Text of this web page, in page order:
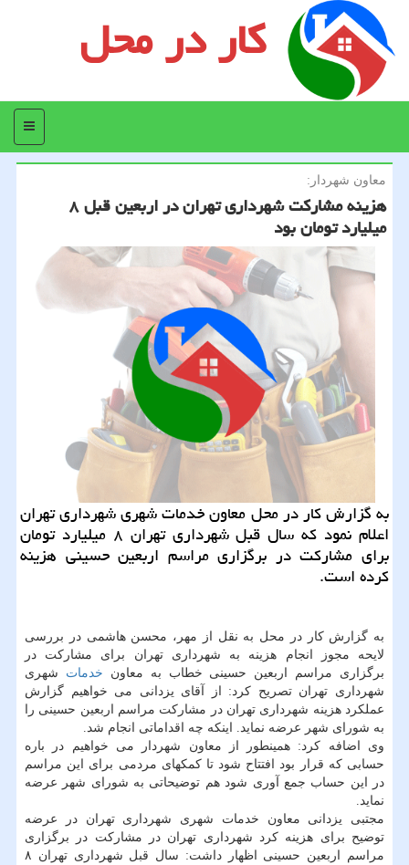
کار در محل
منو
معاون شهردار:
هزینه مشاركت شهرداری تهران در اربعین قبل ۸
میلیارد تومان بود
به گزارش كار در محل معاون خدمات شهری شهرداری تهران
اعلام نمود كه سال قبل شهرداری تهران ۸ میلیارد تومان
برای مشاركت در برگزاری مراسم اربعین حسینی هزینه
كرده است.
به گزارش كار در محل به نقل از مهر، محسن هاشمی در بررسی
لایحه مجوز انجام هزینه به شهرداری تهران برای مشاركت در
برگزاری مراسم اربعین حسینی خطاب به معاون خدمات شهری
شهرداری تهران تصریح كرد: از آقای یزدانی می خواهیم گزارش
عملكرد هزینه شهرداری تهران در مشاركت مراسم اربعین حسینی را
به شورای شهر عرضه نماید. اینكه چه اقداماتی انجام شد.
وی اضافه كرد: همینطور از معاون شهردار می خواهیم در باره
حسابی كه قرار بود افتتاح شود تا كمكهای مردمی برای این مراسم
در این حساب جمع آوری شود هم توضیحاتی به شورای شهر عرضه
نماید.
مجتبی یزدانی معاون خدمات شهری شهرداری تهران در عرضه
توضیح برای هزینه كرد شهرداری تهران در مشاركت در برگزاری
مراسم اربعین حسینی اظهار داشت: سال قبل شهرداری تهران ۸